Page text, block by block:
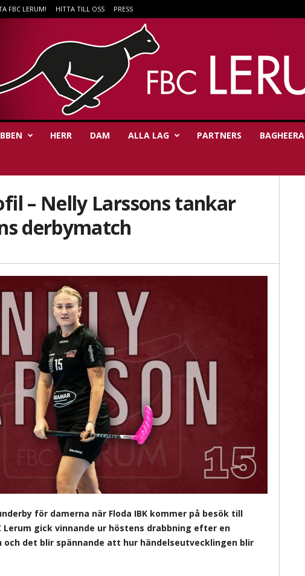
FBC LERUM! HITTA TILL OSS PRESS
HERR DAM ALLA LAG PARTNERS BAGHEERA
– Nelly Larssons tankar
derbymatch
för damerna när Floda IBK kommer på besök till
Lerum gick vinnande ur höstens drabbning efter en
det blir spännande att hur händelseutvecklingen blir